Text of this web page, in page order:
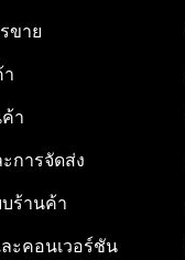
ขาย
า
การจัดส่ง
ร้านค้า
ะคอนเวอร์ชัน